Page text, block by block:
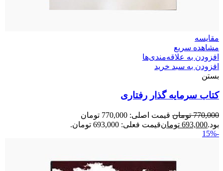
مقایسه
مشاهده سریع
افزودن به علاقه‌مندی‌ها
افزودن به سبد خرید
بستن
کتاب سرمایه گذار رفتاری
770,000 تومان
قیمت اصلی: 770,000 تومان
بود.693,000 تومانقیمت فعلی: 693,000 تومان.
-15%